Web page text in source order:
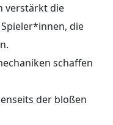
verstärkt die
die
schaffen
der bloßen